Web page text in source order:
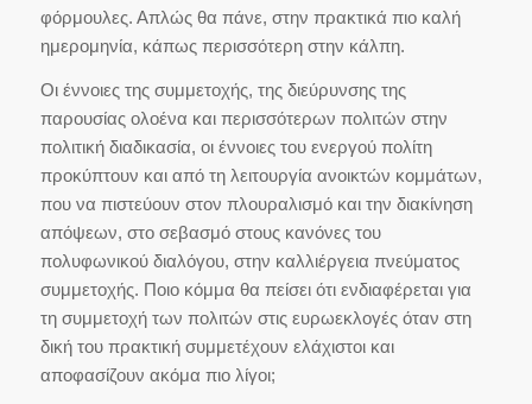
φόρμουλες. Απλώς θα πάνε, στην πρακτικά πιο καλή
ημερομηνία, κάπως περισσότερη στην κάλπη.
Οι έννοιες της συμμετοχής, της διεύρυνσης της
παρουσίας ολοένα και περισσότερων πολιτών στην
πολιτική διαδικασία, οι έννοιες του ενεργού πολίτη
προκύπτουν και από τη λειτουργία ανοικτών κομμάτων,
που να πιστεύουν στον πλουραλισμό και την διακίνηση
απόψεων, στο σεβασμό στους κανόνες του
πολυφωνικού διαλόγου, στην καλλιέργεια πνεύματος
συμμετοχής. Ποιο κόμμα θα πείσει ότι ενδιαφέρεται για
τη συμμετοχή των πολιτών στις ευρωεκλογές όταν στη
δική του πρακτική συμμετέχουν ελάχιστοι και
αποφασίζουν ακόμα πιο λίγοι;